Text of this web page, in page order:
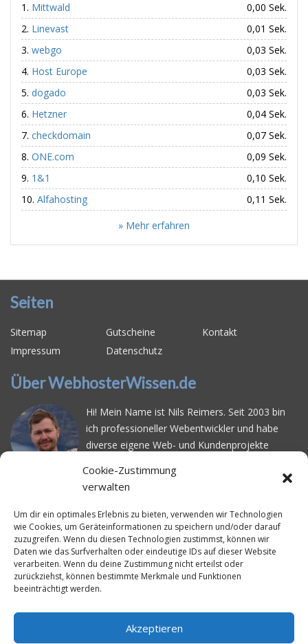
Cookie-Zustimmung
verwalten
Um dir ein optimales Erlebnis zu bieten, verwenden wir Technologien
wie Cookies, um Geräteinformationen zu speichern und/oder darauf
zuzugreifen. Wenn du diesen Technologien zustimmst, können wir
Daten wie das Surfverhalten oder eindeutige IDs auf dieser Website
verarbeiten. Wenn du deine Zustimmung nicht erteilst oder
zurückziehst, können bestimmte Merkmale und Funktionen
beeinträchtigt werden.
Akzeptieren
Mittwald
0,00 Sek.
Linevast
0,01 Sek.
webgo
0,03 Sek.
Host Europe
0,03 Sek.
dogado
0,03 Sek.
Hetzner
0,04 Sek.
checkdomain
0,07 Sek.
ONE.com
0,09 Sek.
1&1
0,10 Sek.
Alfahosting
0,11 Sek.
» Mehr erfahren
Seiten
Sitemap Gutscheine
Kontakt
Impressum
Datenschutz
Über WebhosterWissen.de
Hi! Mein Name ist Nils Reimers. Seit 2003 bin
ich professioneller Webentwickler und habe
diverse eigene Web- und Kundenprojekte
schwierig ist gutes Webhosting zu finden: Bei
vielen Anbietern ärgert man sich über
Serverausfälleoder überlangsame
Ladezeiten. Deswegen habe ich im Mai 2016
angefangen, die bekanntesten Webhoster
systematisch zu testen und deren
Erreichbarkeit und Ladezeit für eine typische
Website basierend auf dem beliebten CMS-
System WordPress zu protokollieren. Auf
WebhosterWissen.de werte ich diese